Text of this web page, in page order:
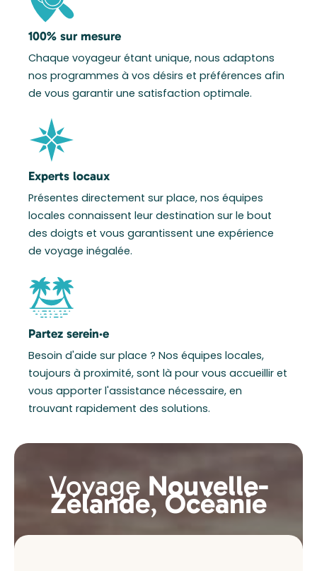
100% sur mesure
Chaque voyageur étant unique, nous adaptons
nos programmes à vos désirs et préférences afin
de vous garantir une satisfaction optimale.
Experts locaux
Présentes directement sur place, nos équipes
locales connaissent leur destination sur le bout
des doigts et vous garantissent une expérience
de voyage inégalée.
Partez serein·e
Besoin d'aide sur place ? Nos équipes locales,
toujours à proximité, sont là pour vous accueillir et
vous apporter l'assistance nécessaire, en
trouvant rapidement des solutions.
Voyage Nouvelle-
Zélande,Océanie